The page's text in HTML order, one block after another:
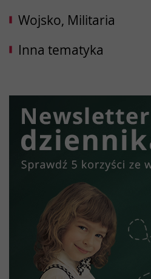
Wojsko, Militaria
Inna tematyka